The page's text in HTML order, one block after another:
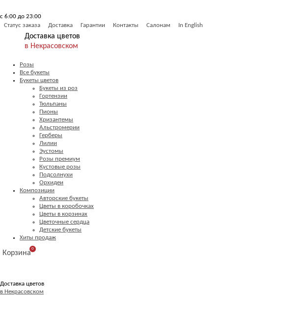
с 6:00 до 23:00
Статус заказа
Доставка Гарантии Контакты Салонам In English
Доставка цветов
в Некрасовском
Розы
Все букеты
Букеты цветов
Букеты из роз
Гортензии
Тюльпаны
Пионы
Хризантемы
Альстромерии
Герберы
Лилии
Эустомы
Розы премиум
Кустовые розы
Подсолнухи
Орхидеи
Композиции
Авторские букеты
Цветы в коробочках
Цветы в корзинах
Цветочные сердца
Детские букеты
Хиты продаж
Корзина
0
Доставка цветов
в Некрасовском